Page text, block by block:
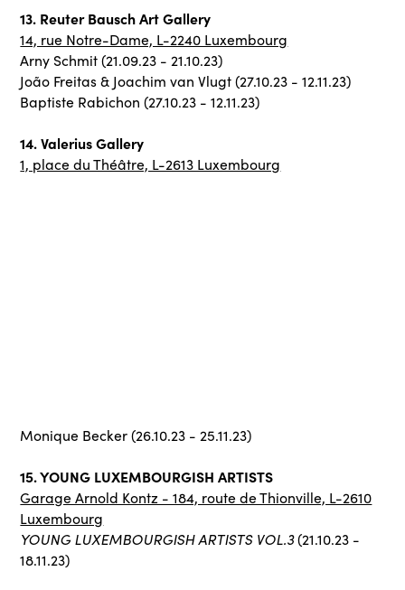
13. Reuter Bausch Art Gallery
14, rue Notre-Dame, L-2240 Luxembourg
Arny Schmit (21.09.23 - 21.10.23)
João Freitas & Joachim van Vlugt (27.10.23 - 12.11.23)
Baptiste Rabichon (27.10.23 - 12.11.23)
14. Valerius Gallery
1, place du Théâtre, L-2613 Luxembourg
Monique Becker (26.10.23 - 25.11.23)
15. YOUNG LUXEMBOURGISH ARTISTS
Garage Arnold Kontz - 184, route de Thionville, L-2610
Luxembourg
YOUNG LUXEMBOURGISH ARTISTS VOL.3(21.10.23 -
18.11.23)